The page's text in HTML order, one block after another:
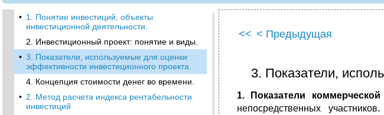
• 1. Понятие инвестиций, объекты
инвестиционной деятельности.
2. Инвестиционный проект: понятие и виды.
• 3. Показатели, используемые для оценки
эффективности инвестиционного проекта.
4. Концепция стоимости денег во времени.
• 2. Метод расчета индекса рентабельности
инвестиций
<< < Предыдущая
3. Показатели,
1. Показатели
непосредственных